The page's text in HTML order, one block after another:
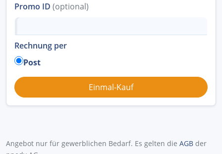
Promo ID (optional)
Rechnung per
Post
Angebot nur für gewerblichen Bedarf. Es gelten die AGB der